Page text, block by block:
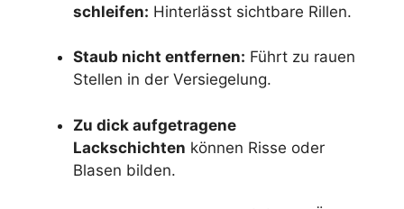
schleifen: Hinterlässt sichtbare Rillen.
Staub nicht entfernen: Führt zu rauen
Stellen in der Versiegelung.
Zu dick aufgetragene
Lackschichten können Risse oder
Blasen bilden.